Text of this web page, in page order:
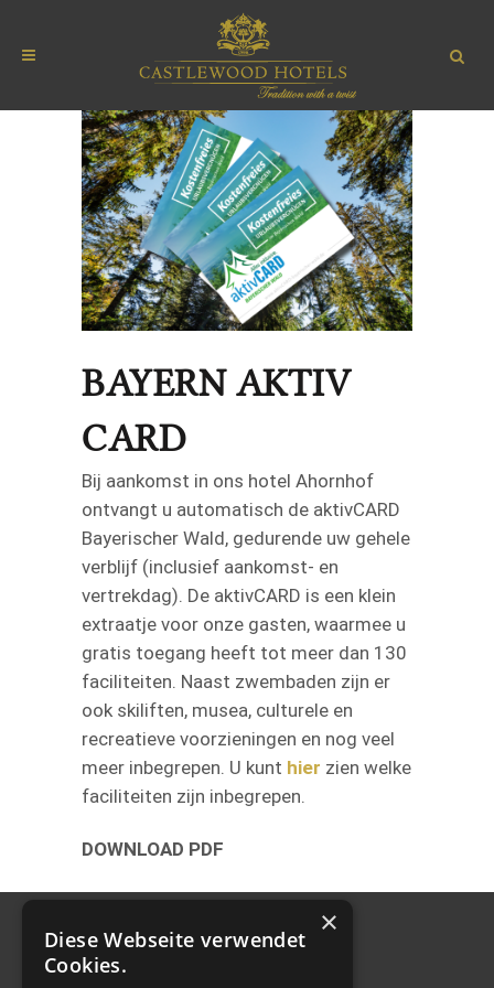
BAYERN AKTIV
CARD
Bij aankomst in ons hotel Ahornhof
ontvangt u automatisch de aktivCARD
Bayerischer Wald, gedurende uw gehele
verblijf (inclusief aankomst- en
vertrekdag). De aktivCARD is een klein
extraatje voor onze gasten, waarmee u
gratis toegang heeft tot meer dan 130
faciliteiten. Naast zwembaden zijn er
ook skiliften, musea, culturele en
recreatieve voorzieningen en nog veel
meer inbegrepen. U kunt hier zien welke
faciliteiten zijn inbegrepen.
DOWNLOAD PDF
×
Diese Webseite verwendet
Cookies.